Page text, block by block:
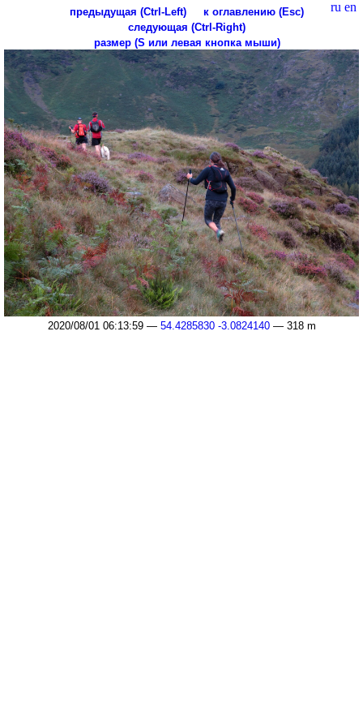
ru en
предыдущая (Ctrl-Left)
к оглавлению (Esc)
следующая (Ctrl-Right)
размер (S или левая кнопка мыши)
2020/08/01 06:13:59 — 54.4285830 -3.0824140— 318 m